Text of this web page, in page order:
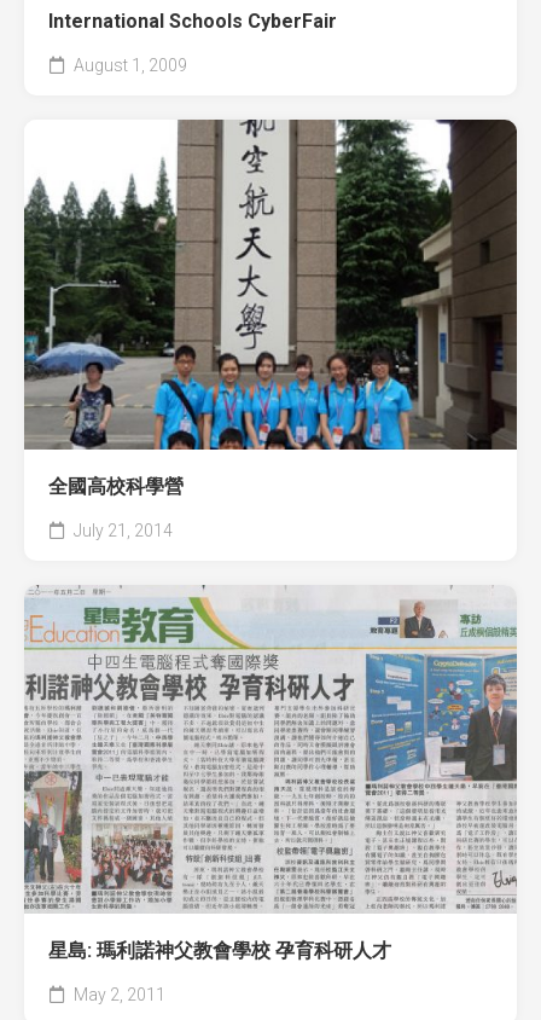
International Schools CyberFair
August 1, 2009
全國高校科學營
July 21, 2014
星島: 瑪利諾神父教會學校 孕育科研人才
May 2, 2011